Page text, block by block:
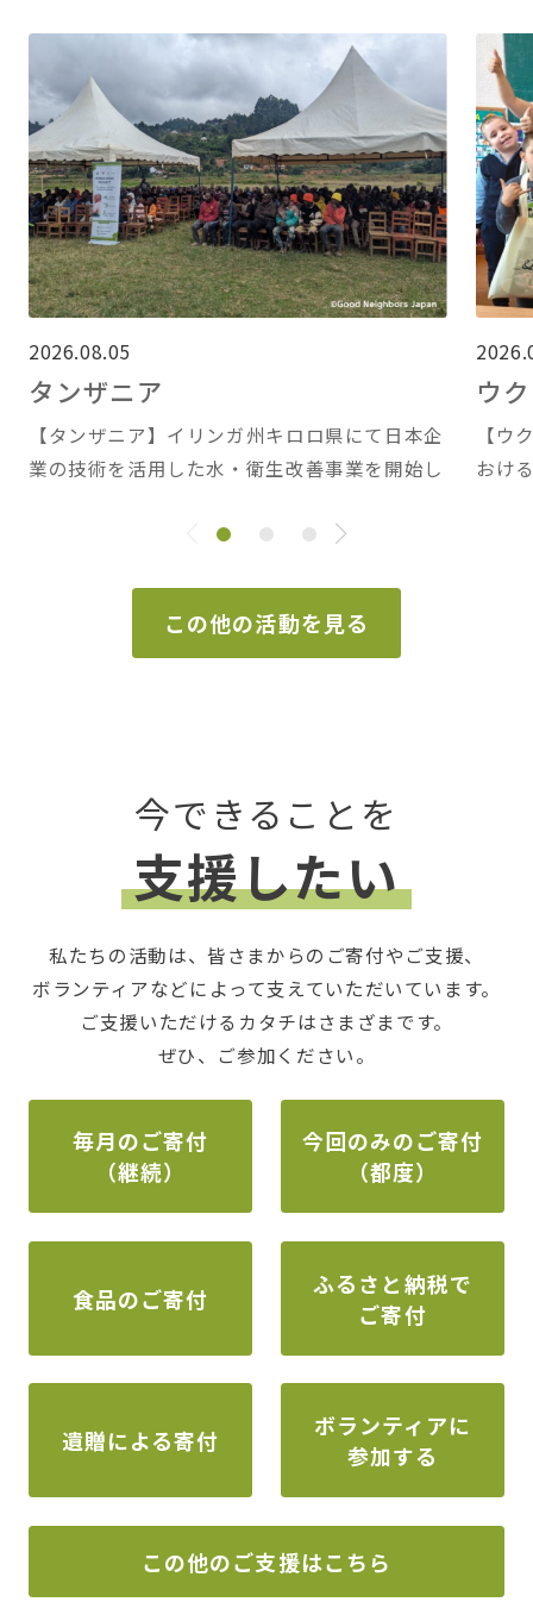
2026.08.05
タンザニア
【タンザニア】イリンガ州キロロ県にて日本企
業の技術を活用した水・衛生改善事業を開始し
ウ
【ウ
おけ
この他の活動を見る
今できることを
支援したい
私たちの活動は、皆さまからのご寄付やご支援、
ボランティアなどによって支えていただいています。
ご支援いただけるカタチはさまざまです。
ぜひ、ご参加ください。
毎月のご寄付
（継続）
今回のみのご寄付
（都度）
食品のご寄付
ふるさと納税で
ご寄付
遺贈による寄付
ボランティアに
参加する
この他のご支援はこちら